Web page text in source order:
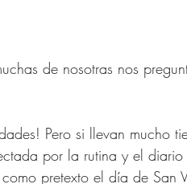
de 40 años
de nosotras nos
Pero si llevan mucho
por la rutina y el diario
pretexto el día de San